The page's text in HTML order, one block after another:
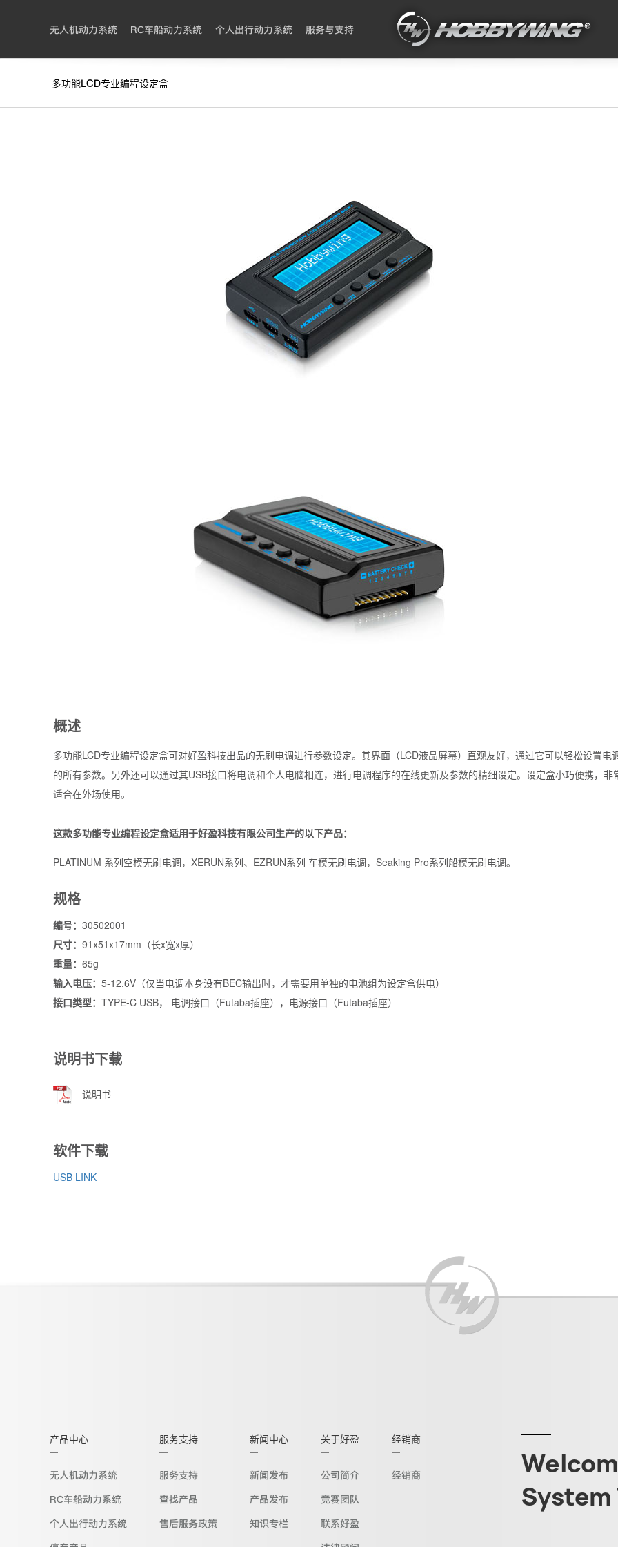
无人机动力系统 RC车船动力系统 个人出行动力系统 服务与支持
多功能LCD专业编程设定盒
概述
多功能LCD专业编程设定盒可对好盈科技出品的无刷电调进行参数设定。其界面（LCD液晶屏幕）直观友好，通过它可以轻松设置电
的所有参数。另外还可以通过其USB接口将电调和个人电脑相连，进行电调程序的在线更新及参数的精细设定。设定盒小巧便携，非
适合在外场使用。
这款多功能专业编程设定盒适用于好盈科技有限公司生产的以下产品：
PLATINUM 系列空模无刷电调，XERUN系列、EZRUN系列 车模无刷电调，Seaking Pro系列船模无刷电调。
规格
编号： 30502001
尺寸： 91x51x17mm（长x宽x厚）
重量： 65g
输入电压： 5-12.6V（仅当电调本身没有BEC输出时，才需要用单独的电池组为设定盒供电）
接口类型： TYPE-C USB， 电调接口（Futaba插座），电源接口（Futaba插座）
说明书下载
说明书
软件下载
USB LINK
产品中心
无人机动力系统
RC车船动力系统
个人出行动力系统
服务支持
服务支持
查找产品
售后服务政策
新闻中心
新闻发布
产品发布
知识专栏
关于好盈
公司简介
竞赛团队
联系好盈
经销商
经销商
System